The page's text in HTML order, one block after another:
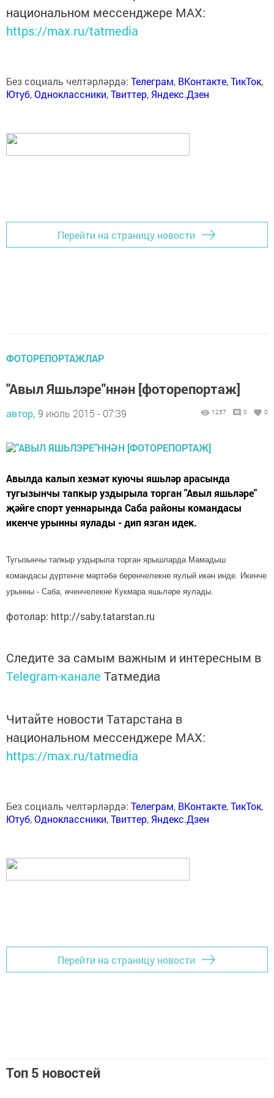
национальном мессенджере MАХ:
https://max.ru/tatmedia
Без социаль челтәрләрдә: Телеграм, ВКонтакте,ТикТок,
Ютуб,Одноклассники,Твиттер, Яндекс.Дзен
Перейти на страницу новости
ФОТОРЕПОРТАЖЛАР
"Авыл Яшьлэре"ннән [фоторепортаж]
автор, 9 июль 2015 - 07:39 1257 0 0
Авылда калып хезмәт куючы яшьләр арасында
тугызынчы тапкыр уздырыла торган "Авыл яшьләре"
җәйге спорт уеннарында Саба районы командасы
икенче урынны яулады - дип язган идек.
Тугызынчы тапкыр уз­дырыла торган ярышларда Мамадыш
командасы дүр­тенче мәртәбә беренчелекне яулый икән инде. Икенче
урынны - Саба, өчен­че­лекне Кукмара яшь­ләре яулады.
фотолар: http://saby.tatarstan.ru
Следите за самым важным и интересным в
Telegram-канале Татмедиа
Читайте новости Татарстана в
национальном мессенджере MАХ:
https://max.ru/tatmedia
Без социаль челтәрләрдә: Телеграм, ВКонтакте,ТикТок,
Ютуб,Одноклассники,Твиттер, Яндекс.Дзен
Перейти на страницу новости
Топ 5 новостей